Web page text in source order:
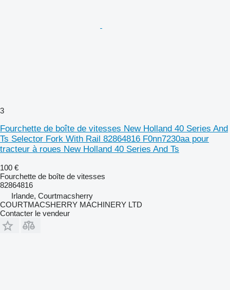
3
Fourchette de boîte de vitesses New Holland 40 Series And
Ts Selector Fork With Rail 82864816 F0nn7230aa pour
tracteur à roues New Holland 40 Series And Ts
100 €
Fourchette de boîte de vitesses
82864816
Irlande, Courtmacsherry
COURTMACSHERRY MACHINERY LTD
Contacter le vendeur